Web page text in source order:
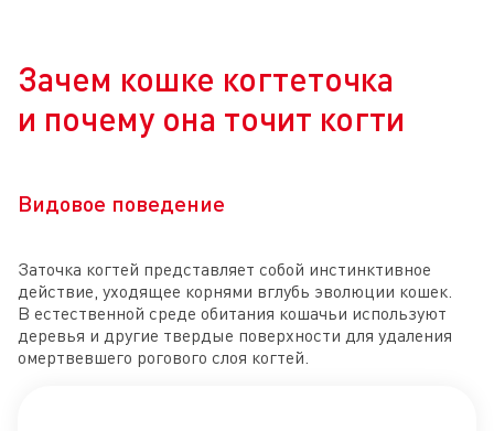
Зачем кошке когтеточка
и почему она точит когти
Видовое поведение
Заточка когтей представляет собой инстинктивное
действие, уходящее корнями вглубь эволюции кошек.
В естественной среде обитания кошачьи используют
деревья и другие твердые поверхности для удаления
омертвевшего рогового слоя когтей.